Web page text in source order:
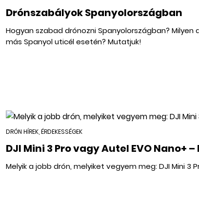
Drónszabályok Spanyolországban
Hogyan szabad drónozni Spanyolországban?
más Spanyol uticél esetén? Mutatjuk!
DRÓN HÍREK, ÉRDEKESSÉGEK
DJI Mini 3 Pro vagy Autel EVO Nano+
Melyik a jobb drón, melyiket vegyem meg: DJI Mini 3